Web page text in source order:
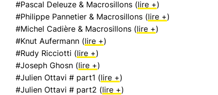
#Pascal Deleuze & Macrosillons (lire +)
#Philippe Pannetier & Macrosillons (lire +)
#Michel Cadière & Macrosillons (lire +)
#Knut Aufermann (lire +)
#Rudy Ricciotti (lire +)
#Joseph Ghosn (lire +)
#Julien Ottavi # part1 (lire +)
#Julien Ottavi # part2 (lire +)